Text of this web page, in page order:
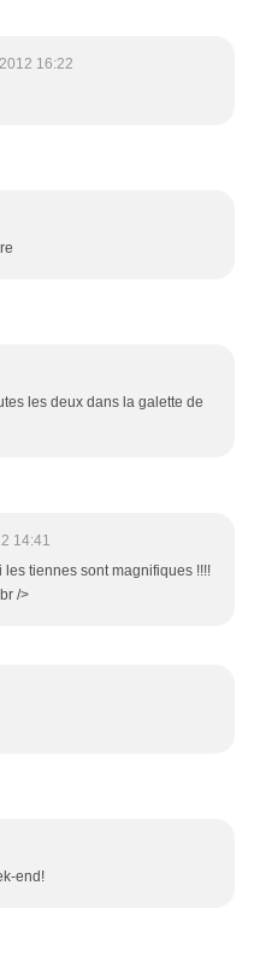
16:22
les deux dans la galette de
14:41
les tiennes sont magnifiques !!!!
/>
end!